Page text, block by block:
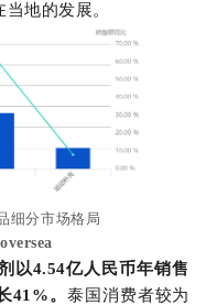
地的发展。
细分市场格局
以4.54亿人民币年销售
41%。 泰国消费者较为